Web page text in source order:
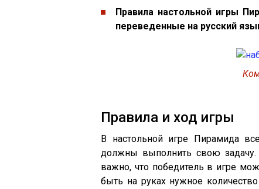
Правила настольной игры
переведенные на русский
Правила и ход игры
В настольной игре Пирамида
должны выполнить свою задачу.
важно, что победитель в игре
быть на руках нужное